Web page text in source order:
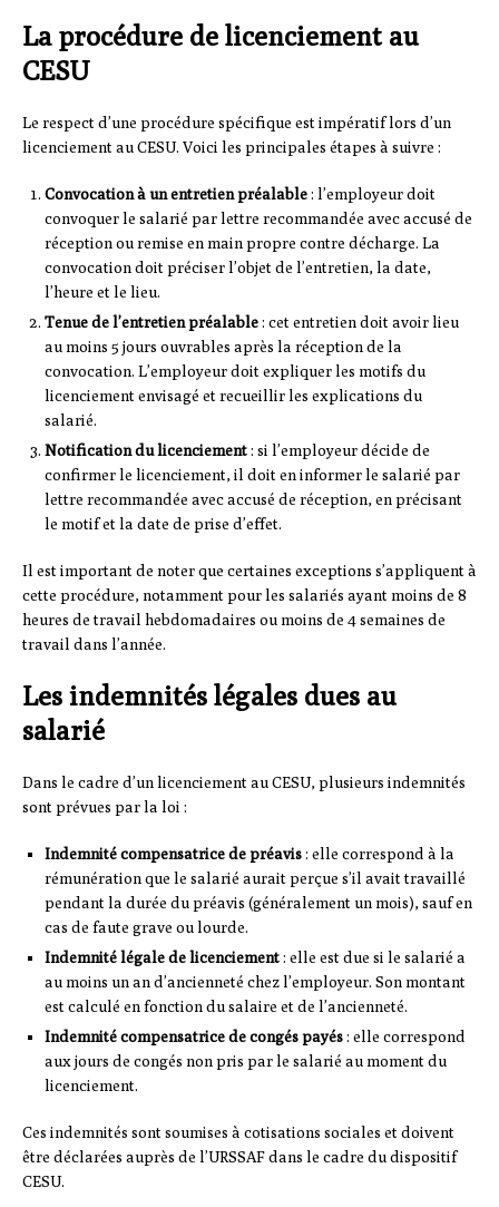
La procédure de licenciement au
CESU
Le respect d’une procédure spécifique est impératif lors d’un
licenciement au CESU. Voici les principales étapes à suivre :
Convocation à un entretien préalable: l’employeur doit
convoquer le salarié par lettre recommandée avec accusé de
réception ou remise en main propre contre décharge. La
convocation doit préciser l’objet de l’entretien, la date,
l’heure et le lieu.
Tenue de l’entretien préalable: cet entretien doit avoir lieu
au moins 5 jours ouvrables après la réception de la
convocation. L’employeur doit expliquer les motifs du
licenciement envisagé et recueillir les explications du
salarié.
Notification du licenciement: si l’employeur décide de
confirmer le licenciement, il doit en informer le salarié par
lettre recommandée avec accusé de réception, en précisant
le motif et la date de prise d’effet.
Il est important de noter que certaines exceptions s’appliquent à
cette procédure, notamment pour les salariés ayant moins de 8
heures de travail hebdomadaires ou moins de 4 semaines de
travail dans l’année.
Les indemnités légales dues au
salarié
Dans le cadre d’un licenciement au CESU, plusieurs indemnités
sont prévues par la loi :
Indemnité compensatrice de préavis: elle correspond à la
rémunération que le salarié aurait perçue s’il avait travaillé
pendant la durée du préavis (généralement un mois), sauf en
cas de faute grave ou lourde.
Indemnité légale de licenciement: elle est due si le salarié a
au moins un an d’ancienneté chez l’employeur. Son montant
est calculé en fonction du salaire et de l’ancienneté.
Indemnité compensatrice de congés payés: elle correspond
aux jours de congés non pris par le salarié au moment du
licenciement.
Ces indemnités sont soumises à cotisations sociales et doivent
être déclarées auprès de l’URSSAF dans le cadre du dispositif
CESU.